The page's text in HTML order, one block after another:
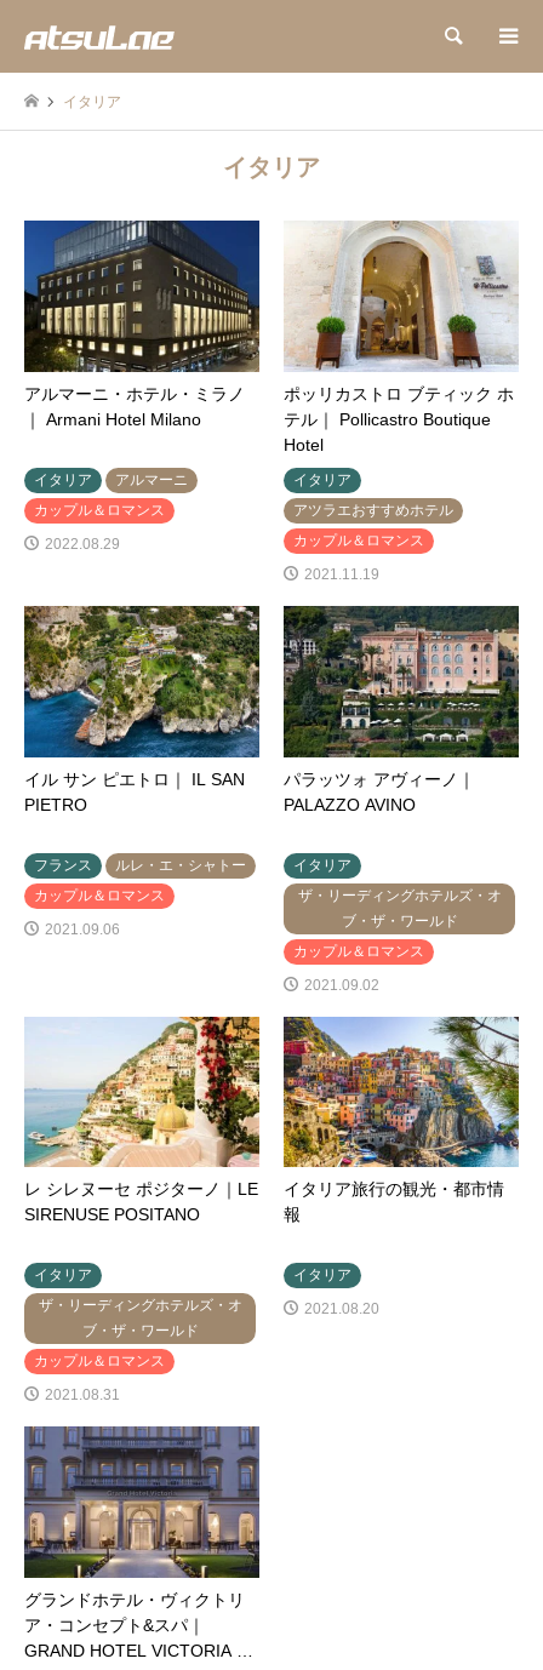
検索
イタリア
イタリア
アルマーニ・ホテル・ミラノ
｜ Armani Hotel Milano
イタリア
アルマーニ
カップル＆ロマンス
2022.08.29
ポッリカストロ ブティック ホ
テル｜ Pollicastro Boutique
Hotel
イタリア
アツラエおすすめホテル
カップル＆ロマンス
2021.11.19
イル サン ピエトロ｜ IL SAN
PIETRO
フランス
ルレ・エ・シャトー
カップル＆ロマンス
2021.09.06
パラッツォ アヴィーノ｜
PALAZZO AVINO
イタリア
ザ・リーディングホテルズ・オ
ブ・ザ・ワールド
カップル＆ロマンス
2021.09.02
レ シレヌーセ ポジターノ｜LE
SIRENUSE POSITANO
イタリア
ザ・リーディングホテルズ・オ
ブ・ザ・ワールド
カップル＆ロマンス
2021.08.31
イタリア旅行の観光・都市情
報
イタリア
2021.08.20
グランドホテル・ヴィクトリ
ア・コンセプト&スパ｜
GRAND HOTEL VICTORIA …